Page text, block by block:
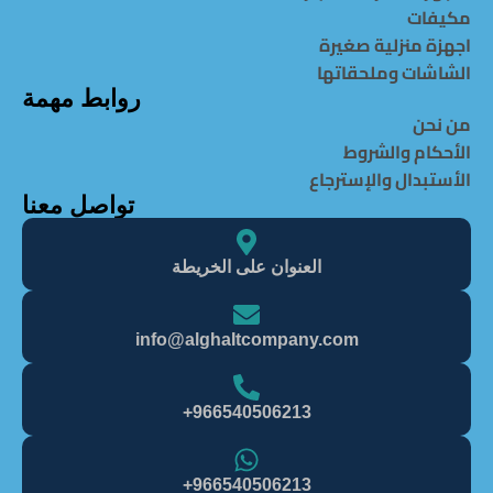
مكيفات
اجهزة منزلية صغيرة
الشاشات وملحقاتها
روابط مهمة
من نحن
الأحكام والشروط
الأستبدال والإسترجاع
تواصل معنا
العنوان على الخريطة
info@alghaItcompany.com
966540506213+
966540506213+